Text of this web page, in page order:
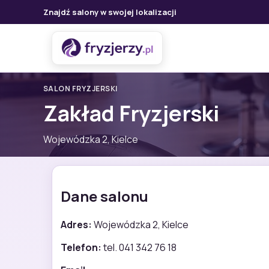
Znajdź salony w swojej lokalizacji
SALON FRYZJERSKI
Zakład Fryzjerski
Wojewódzka 2, Kielce
Dane salonu
Adres: Wojewódzka 2, Kielce
Telefon: tel. 041 342 76 18